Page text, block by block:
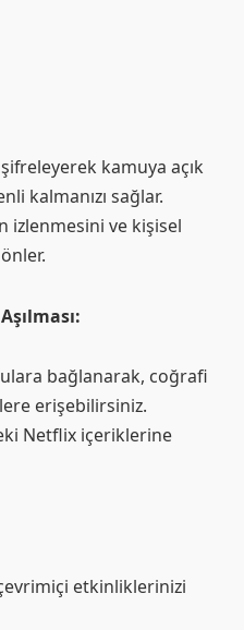
kamuya açık
kalmanızı sağlar.
izlenmesini ve kişisel
bağlanarak, coğrafi
erişebilirsiniz.
Netflix içeriklerine
etkinliklerinizi